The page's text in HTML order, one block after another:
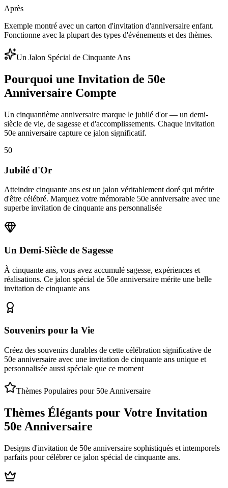
Après
Exemple montré avec un carton d'invitation d'anniversaire enfant.
Fonctionne avec la plupart des types d'événements et des thèmes.
Un Jalon Spécial de Cinquante Ans
Pourquoi une Invitation de 50e
Anniversaire Compte
Un cinquantième anniversaire marque le jubilé d'or — un demi-
siècle de vie, de sagesse et d'accomplissements. Chaque invitation
50e anniversaire capture ce jalon significatif.
50
Jubilé d'Or
Atteindre cinquante ans est un jalon véritablement doré qui mérite
d'être célébré. Marquez votre mémorable 50e anniversaire avec une
superbe invitation de cinquante ans personnalisée
Un Demi-Siècle de Sagesse
À cinquante ans, vous avez accumulé sagesse, expériences et
réalisations. Ce jalon spécial de 50e anniversaire mérite une belle
invitation de cinquante ans
Souvenirs pour la Vie
Créez des souvenirs durables de cette célébration significative de
50e anniversaire avec une invitation de cinquante ans unique et
personnalisée aussi spéciale que ce moment
Thèmes Populaires pour 50e Anniversaire
Thèmes Élégants pour Votre Invitation
50e Anniversaire
Designs d'invitation de 50e anniversaire sophistiqués et intemporels
parfaits pour célébrer ce jalon spécial de cinquante ans.